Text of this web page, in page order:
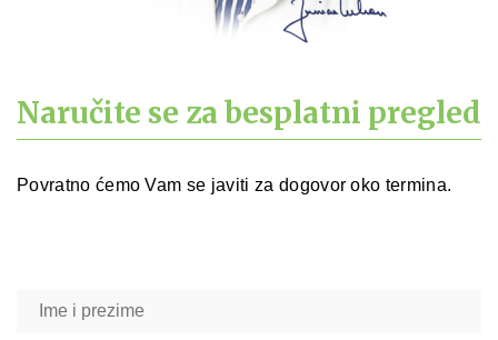
Naručite se za besplatni pregled
Povratno ćemo Vam se javiti za dogovor oko termina.